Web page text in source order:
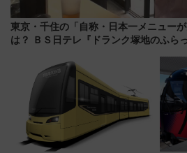
東京・千住の「自称・日本一メニュー
は？ ＢＳ日テレ『ドランク塚地のふら